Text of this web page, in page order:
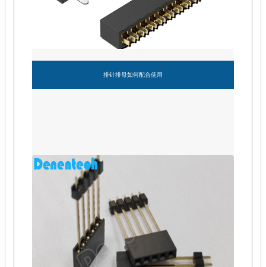
排针排母如何配合使用